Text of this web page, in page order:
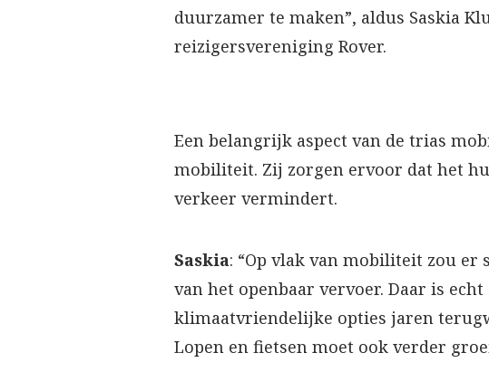
duurzamer te maken”, aldus Saskia
reizigersvereniging Rover.
Een belangrijk aspect van de trias
mobiliteit. Zij zorgen ervoor dat het
verkeer vermindert.
Saskia: “Op vlak van mobiliteit zou
van het openbaar vervoer. Daar is
klimaatvriendelijke opties jaren
Lopen en fietsen moet ook verder